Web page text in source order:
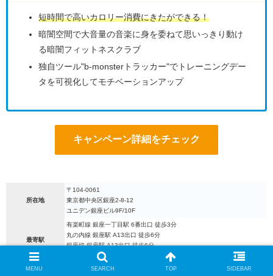
短時間で高いカロリー消費にきたができる！
暗闇空間で大音量の音楽に身を委ねて思いっきり動け
る暗闇フィットネスクラブ
独自ツール"b-monsterトラッカー"でトレーニングデー
タを可視化してモチベーションアップ
キャンペーン詳細をチェック
所在地
〒104-0061
東京都中央区銀座2-8-12
ユニデン銀座ビル9F/10F
最寄駅
有楽町線 銀座一丁目駅 6番出口 徒歩3分
丸の内線 銀座駅 A13出口 徒歩6分
銀座線 銀座駅 A13出口 徒歩6分
JR有楽町駅 京橋口 徒歩8分
問い合わせ 0570-065-111
MENU SEARCH TOP SIDEBAR